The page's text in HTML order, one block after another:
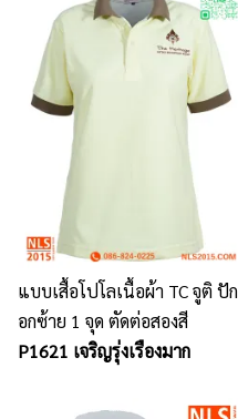
แบบเสื้อโปโลเนื้อผ้า TC จูติ ปัก
อกซ้าย 1 จุด ตัดต่อสองสี
P1621 เจริญรุ่งเรืองมาก